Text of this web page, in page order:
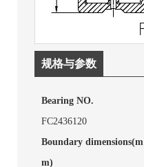
规格与参数
Bearing NO.
FC2436120
Boundary dimensions(m
m)